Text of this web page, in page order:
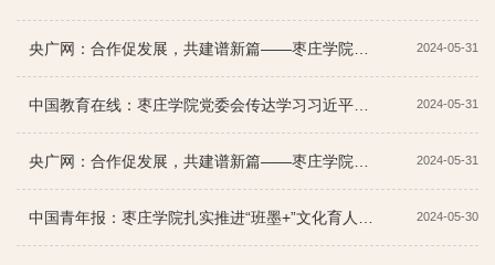
2024-05-31
中国教育在线：枣庄学院党委会传达学习习近平总书记视察山东重要讲话重要指示精神 2024-05-31
2024-05-31
2024-05-30